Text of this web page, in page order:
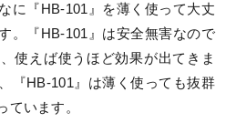
に『HB-101』を薄く使って大丈
。『HB-101』は安全無害なので
使えば使うほど効果が出てきま
『HB-101』は薄く使っても抜群
ています。